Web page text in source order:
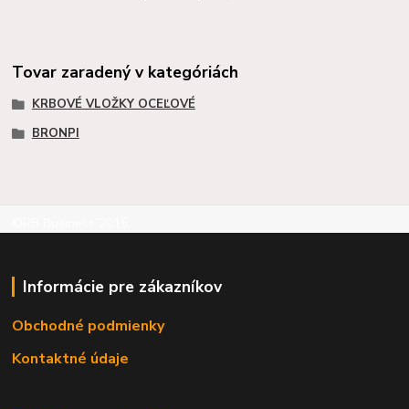
Tovar zaradený v kategóriách
KRBOVÉ VLOŽKY OCEĽOVÉ
BRONPI
Informácie pre zákazníkov
Obchodné podmienky
Kontaktné údaje